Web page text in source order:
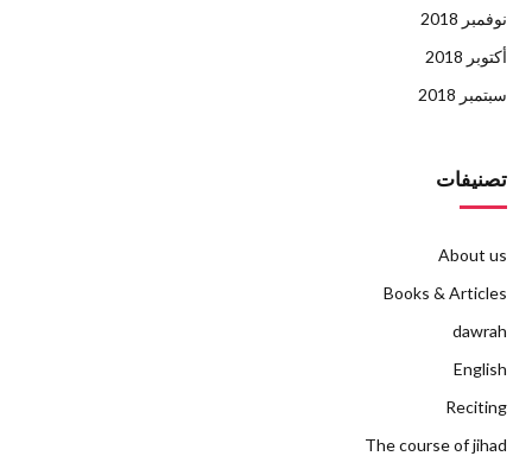
نوفمبر 2018
أكتوبر 2018
سبتمبر 2018
تصنيفات
About us
Books & Articles
dawrah
English
Reciting
The course of jihad